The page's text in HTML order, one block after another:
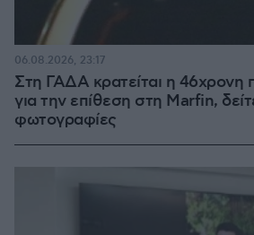
Στη ΓΑΔΑ κρατείται η 46χρονη
για την επίθεση στη Marfin,
φωτογραφίες
06.08.2026, 23:17